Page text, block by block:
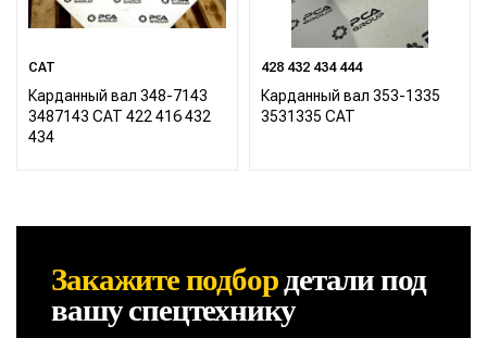
CAT
Карданный вал 348-7143
3487143 CAT 422 416 432
434
428 432 434 444
Карданный вал 353-1335
3531335 CAT
Закажите подбордеталипод
вашу спецтехнику